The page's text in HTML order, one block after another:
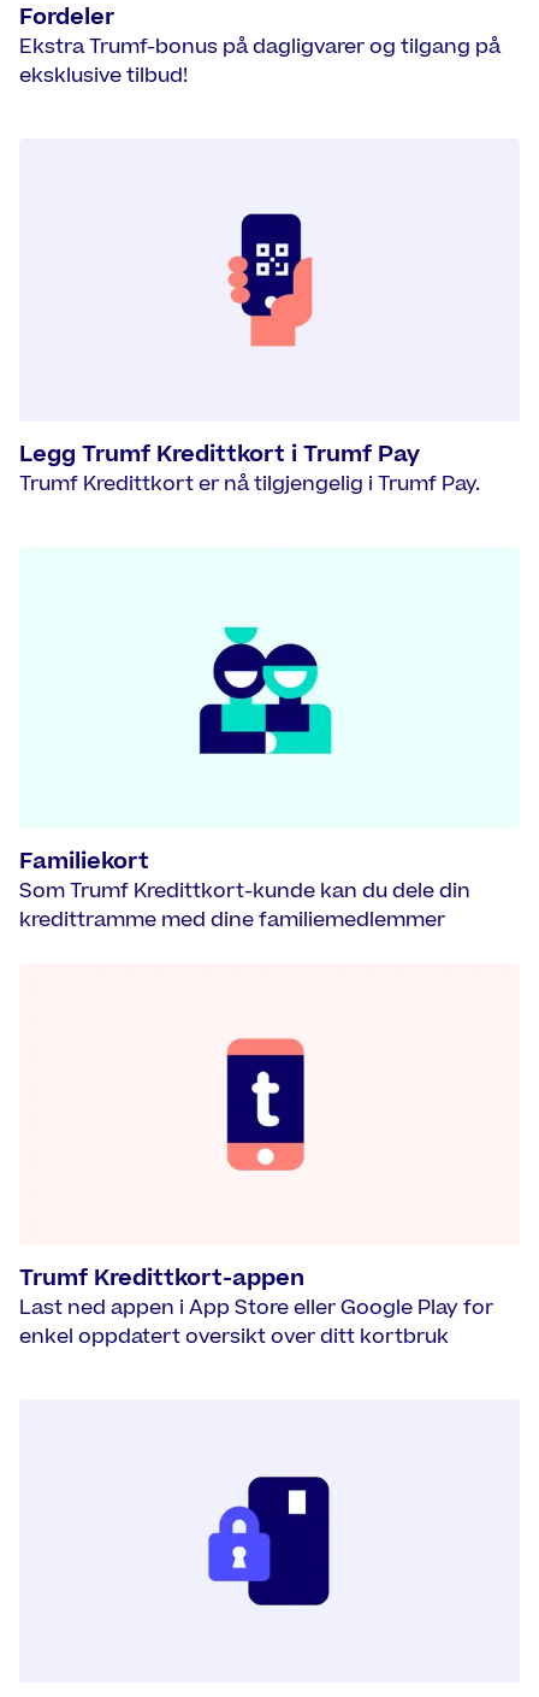
Fordeler
Ekstra Trumf-bonus på dagligvarer og tilgang på
eksklusive tilbud!
Legg Trumf Kredittkort i Trumf Pay
Trumf Kredittkort er nå tilgjengelig i Trumf Pay.
Familiekort
Som Trumf Kredittkort-kunde kan du dele din
kredittramme med dine familiemedlemmer
Trumf Kredittkort-appen
Last ned appen i App Store eller Google Play for
enkel oppdatert oversikt over ditt kortbruk